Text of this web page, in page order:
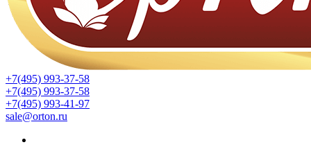
+7(495) 993-37-58
+7(495) 993-37-58
+7(495) 993-41-97
sale@orton.ru